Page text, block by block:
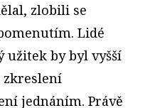
zlobili se
Lidé
užitek by byl vyšší
zkreslení
jednáním. Právě